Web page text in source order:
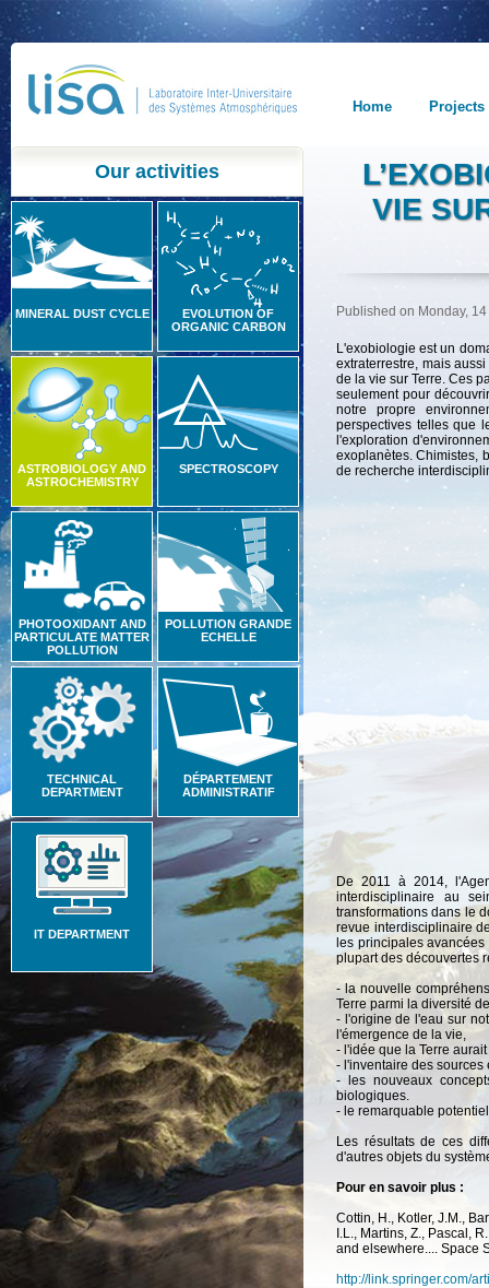
Home Projects
Our activities
MINERAL DUST CYCLE
EVOLUTION OF
ORGANIC CARBON
ASTROBIOLOGY AND
ASTROCHEMISTRY
SPECTROSCOPY
PHOTOOXIDANT AND
PARTICULATE MATTER
POLLUTION
POLLUTION GRANDE
ECHELLE
TECHNICAL
DEPARTMENT
DÉPARTEMENT
ADMINISTRATIF
IT DEPARTMENT
VIE
Published on Monday,
L'exobiologie est un
extraterrestre, mais
de la vie sur Terre. Ces
seulement pour
notre propre
perspectives telles que
l'exploration
exoplanètes. Chimistes,
de recherche
De 2011 à 2014,
interdisciplinaire au
transformations dans le
revue interdisciplinaire
les principales
plupart des découvertes
- la nouvelle
Terre parmi la diversité
- l'origine de l'eau sur
l'émergence de la vie,
- l'idée que la Terre
- l'inventaire des
- les nouveaux
biologiques.
- le remarquable
Les résultats de ces
d'autres objets du
Pour en savoir plus :
Cottin, H., Kotler, J.M.,
I.L., Martins, Z., Pascal,
and elsewhere.... Space
http://link.springer.com/